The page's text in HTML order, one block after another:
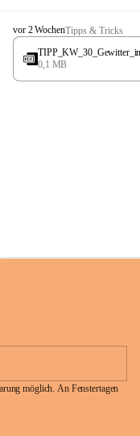
L
a
e
vor 2 WochenTipps & Tricks
0,1 MB
möglich. An Fenstertagen